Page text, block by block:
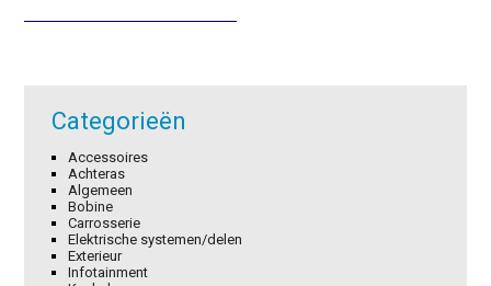
€21,50. €15,05.
Categorieën
Accessoires
Achteras
Algemeen
Bobine
Carrosserie
Elektrische systemen/delen
Exterieur
Infotainment